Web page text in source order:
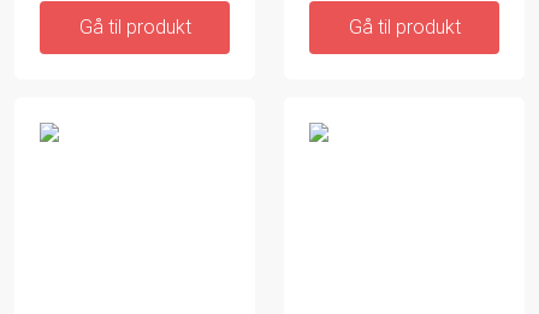
Gå til produkt Gå til produkt